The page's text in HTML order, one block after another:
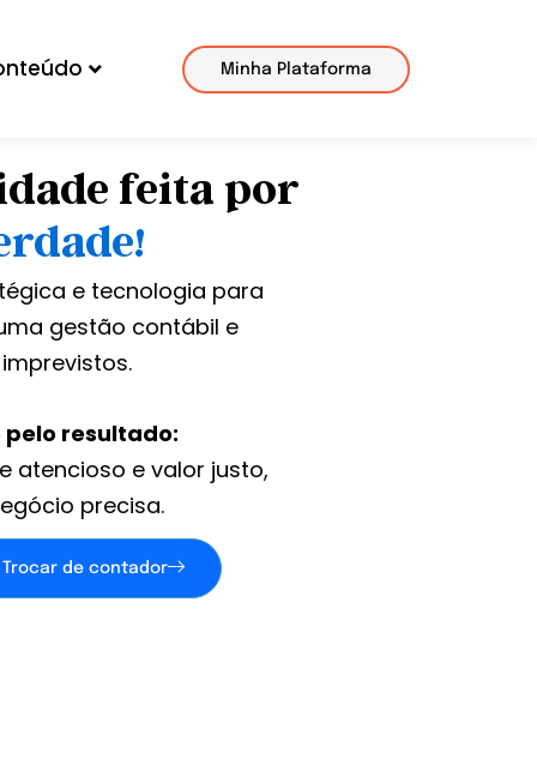
Minha Plataforma
feita por
e tecnologia para
gestão contábil e
resultado:
atencioso e valor justo,
precisa.
Trocar de contador